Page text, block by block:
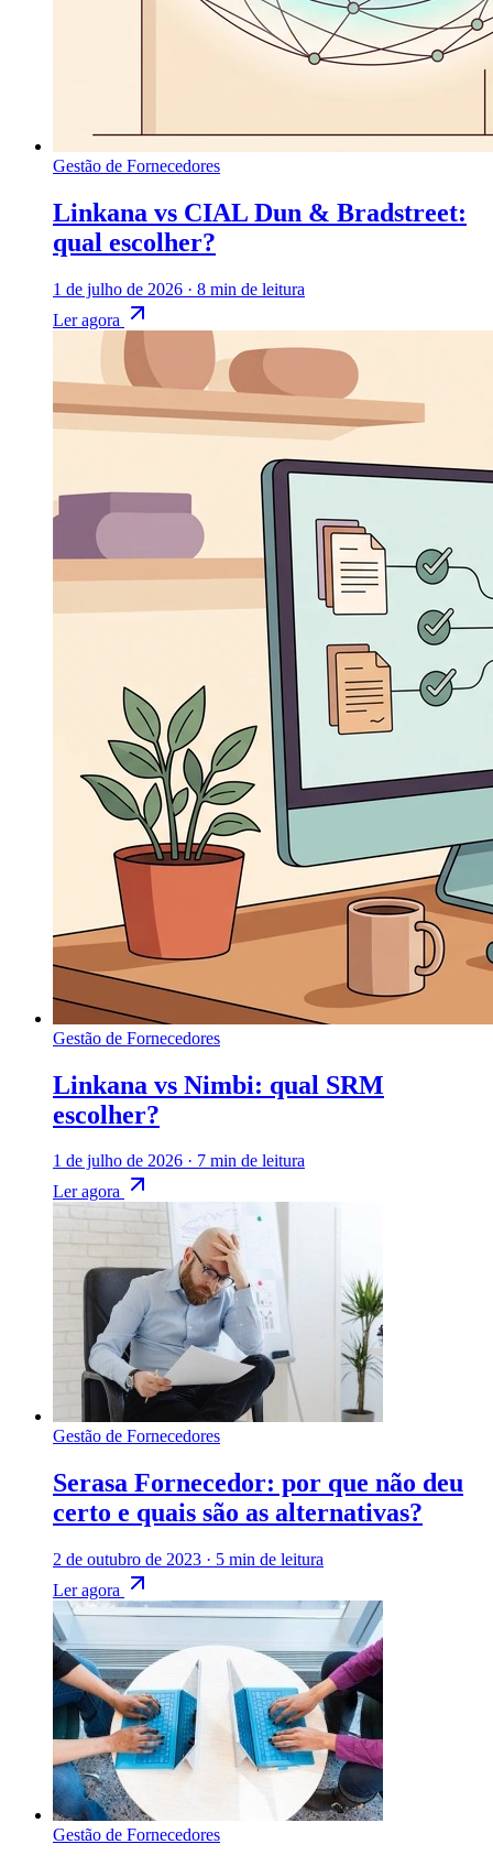
Gestão de Fornecedores
Linkana vs CIAL Dun & Bradstreet:
qual escolher?
1 de julho de 2026 · 8 min de leitura
Ler agora
Gestão de Fornecedores
Linkana vs Nimbi: qual SRM
escolher?
1 de julho de 2026 · 7 min de leitura
Ler agora
Gestão de Fornecedores
Serasa Fornecedor: por que não deu
certo e quais são as alternativas?
2 de outubro de 2023 · 5 min de leitura
Ler agora
Gestão de Fornecedores